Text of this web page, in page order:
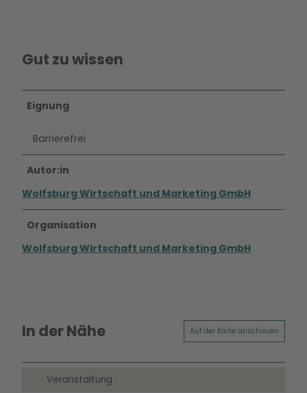
Gut zu wissen
Eignung
Barrierefrei
Autor:in
Wolfsburg Wirtschaft und Marketing GmbH
Organisation
Wolfsburg Wirtschaft und Marketing GmbH
In der Nähe Auf der Karte anschauen
Veranstaltung